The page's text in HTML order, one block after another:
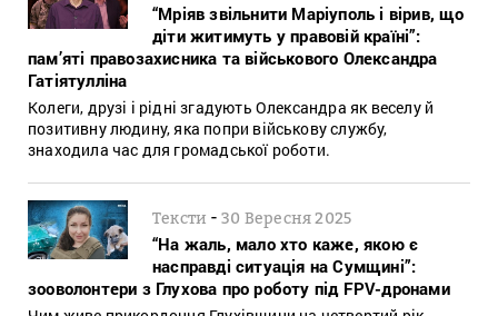
“Мріяв звільнити Маріуполь і вірив, що
діти житимуть у правовій країні”:
пам’яті правозахисника та військового Олександра
Гатіятулліна
Колеги, друзі і рідні згадують Олександра як веселу й
позитивну людину, яка попри військову службу,
знаходила час для громадської роботи.
Тексти -30 Вересня 2025
“На жаль, мало хто каже, якою є
насправді ситуація на Сумщині”:
зооволонтери з Глухова про роботу під FPV-дронами